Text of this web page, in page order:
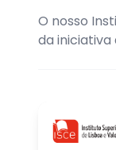
O nosso
da iniciativa